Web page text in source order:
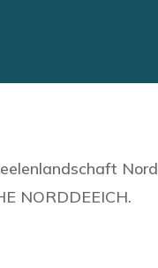
NORDDEEICH.